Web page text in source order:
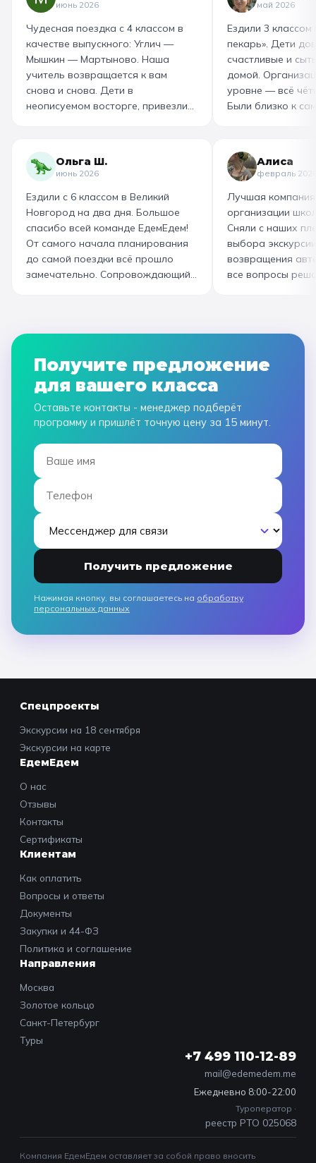
июнь 2026
Чудесная поездка с 4 классом в
качестве выпускного: Углич —
Мышкин — Мартыново. Наша
учитель возвращается к вам
снова и снова. Дети в
неописуемом восторге, привезли
маршрут для себя, настолько
интересно и насыщенно было.
Огромная благодарность
организатору! Вы лучшие: от
выбора супер-маршрута, питания,
гостиницы, тайминга, до
интересного экскурсовода и
приятного водителя. Всё на
высшем уровне 👌
май 2026
Ездили 3 классом
пекарь». Дети
счастливые и
домой.
уровне — всё
Были близко к
гигантский
изготовили
слоёного теста,
со скоморохом,
загадками. В
горячие
производстве
вкусный и
Ольга Ш.
июнь 2026
Ездили с 6 классом в Великий
Новгород на два дня. Большое
спасибо всей команде ЕдемЕдем!
От самого начала планирования
до самой поездки всё прошло
замечательно. Сопровождающий
чистые, комфортные, отель и
необычные театрализованные
экскурсии и мастер-классы не
ни взрослых!
Алиса
февраль
Лучшая
организации
Сняли с наших
выбора
возвращения
все вопросы
которая
наконец-то
облегчением!
прощаемся!
Получите предложение
для вашего класса
Оставьте контакты - менеджер подберёт
программу и пришлёт точную цену за 15 минут.
Получить предложение
Нажимая кнопку, вы соглашаетесь на обработку
персональных данных
Спецпроекты
Экскурсии на 18 сентября
Экскурсии на карте
ЕдемЕдем
О нас
Отзывы
Контакты
Сертификаты
Клиентам
Как оплатить
Вопросы и ответы
Документы
Закупки и 44-ФЗ
Политика и соглашение
Направления
Москва
Золотое кольцо
Санкт-Петербург
Туры
+7 499 110-12-89
mail@edemedem.me
Ежедневно 8:00-22:00
Туроператор ·
реестр РТО 025068
Компания ЕдемЕдем оставляет за собой право вносить